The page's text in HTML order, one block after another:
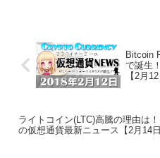
Bitcoin
で誕生
【2月12
ライトコイン(LTC)高騰の理由は
の仮想通貨最新ニュース【2月14日